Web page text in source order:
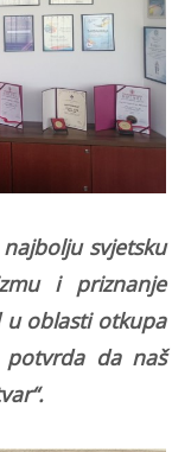
svjetsku
i priznanje
u oblasti otkupa
da naš